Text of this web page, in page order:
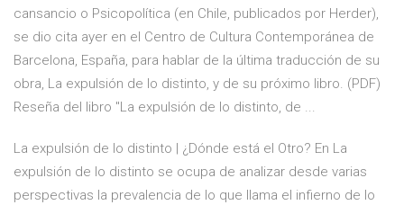
cansancio o Psicopolítica (en Chile, publicados por Herder),
se dio cita ayer en el Centro de Cultura Contemporánea de
Barcelona, España, para hablar de la última traducción de su
obra, La expulsión de lo distinto, y de su próximo libro. (PDF)
Reseña del libro "La expulsión de lo distinto, de ...
La expulsión de lo distinto | ¿Dónde está el Otro? En La
expulsión de lo distinto se ocupa de analizar desde varias
perspectivas la prevalencia de lo que llama el infierno de lo